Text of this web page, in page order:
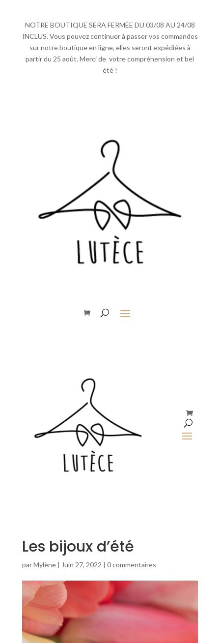
NOTRE BOUTIQUE SERA FERMÉE DU 03/08 AU 24/08
INCLUS. Vous pouvez continuer à passer vos commandes
sur notre boutique en ligne, elles seront expédiées à
partir du 25 août. Merci de votre compréhension et bel
été !
Les bijoux d’été
parMylène| Juin 27, 2022 | 0 commentaires